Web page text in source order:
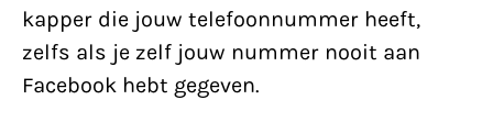
kapper die jouw telefoonnummer heeft,
zelfs als je zelf jouw nummer nooit aan
Facebook hebt gegeven.